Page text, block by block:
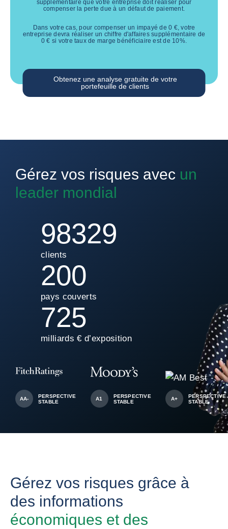
supplémentaire que votre entreprise doit réaliser pour
compenser la perte due à un défaut de paiement.
Dans votre cas, pour compenser un impayé de0 €, votre
entreprise devra réaliser un chiffre d'affaires supplémentaire de
0 € si votre taux de marge bénéficiaire est de 10%.
Obtenez une analyse gratuite de votre
portefeuille de clients
Gérez vos risques avec un
leader mondial
100000
clients
200
pays couverts
725
milliards € d’exposition
AA-
PERSPECTIVE
STABLE
A1
PERSPECTIVE
STABLE
A+
PERSPECTIVE
STABLE
Gérez vos risques grâce à
des informations
économiques et des